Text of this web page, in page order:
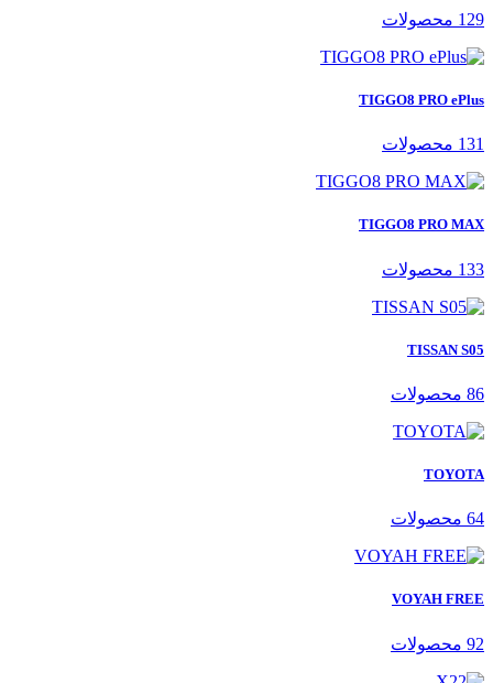
129 محصولات
TIGGO8 PRO ePlus
131 محصولات
TIGGO8 PRO MAX
133 محصولات
TISSAN S05
86 محصولات
TOYOTA
64 محصولات
VOYAH FREE
92 محصولات